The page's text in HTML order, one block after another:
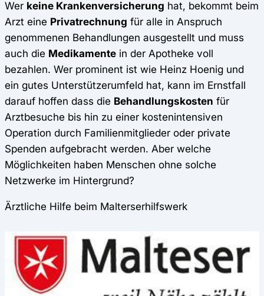
Wer keine Krankenversicherung hat, bekommt beim
Arzt eine Privatrechnung für alle in Anspruch
genommenen Behandlungen ausgestellt und muss
auch die Medikamente in der Apotheke voll
bezahlen. Wer prominent ist wie Heinz Hoenig und
ein gutes Unterstützerumfeld hat, kann im Ernstfall
darauf hoffen dass die Behandlungskosten für
Arztbesuche bis hin zu einer kostenintensiven
Operation durch Familienmitglieder oder private
Spenden aufgebracht werden. Aber welche
Möglichkeiten haben Menschen ohne solche
Netzwerke im Hintergrund?
Ärztliche Hilfe beim Malterserhilfswerk